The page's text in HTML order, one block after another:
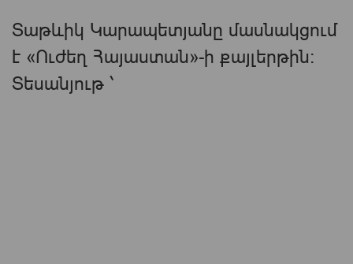
Տաթևիկ Կարապետյանը մասնակցում
է «Ուժեղ Հայաստան»-ի քայլերթին։
Տեսանյութ ՝